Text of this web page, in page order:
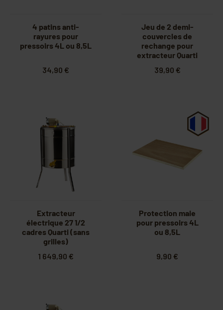
4 patins anti-
rayures pour
pressoirs 4L ou 8,5L
34,90 €
Jeu de 2 demi-
couvercles de
rechange pour
extracteur Quarti
39,90 €
Extracteur
électrique 27 1/2
cadres Quarti (sans
grilles)
1 649,90 €
Protection maie
pour pressoirs 4L
ou 8,5L
9,90 €